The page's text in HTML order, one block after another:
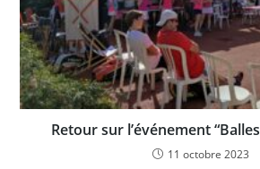
Retour sur l’événement
11 octobre 2023